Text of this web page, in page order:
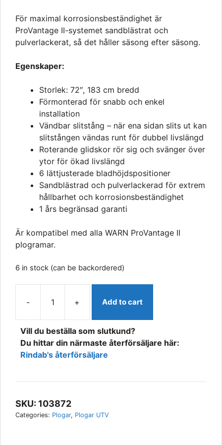
För maximal korrosionsbeständighet är
ProVantage II-systemet sandblästrat och
pulverlackerat, så det håller säsong efter säsong.
Egenskaper:
Storlek: 72″, 183 cm bredd
Förmonterad för snabb och enkel
installation
Vändbar slitstång – när ena sidan slits ut kan
slitstången vändas runt för dubbel livslängd
Roterande glidskor rör sig och svänger över
ytor för ökad livslängd
6 lättjusterade bladhöjdspositioner
Sandblästrad och pulverlackerad för extrem
hållbarhet och korrosionsbeständighet
1 års begränsad garanti
Är kompatibel med alla WARN ProVantage II
plogramar.
6 in stock (can be backordered)
-
WARN
PROVANTAGE
II
PLOGBLAD
72"
+ Add to cart
Vill du beställa som slutkund?
Du hittar din närmaste återförsäljare här:
Rindab's återförsäljare
SKU: 103872
Categories: Plogar, Plogar UTV